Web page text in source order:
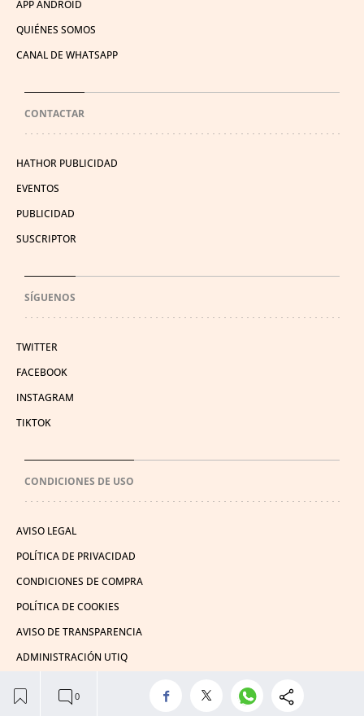
APP ANDROID
QUIÉNES SOMOS
CANAL DE WHATSAPP
CONTACTAR
HATHOR PUBLICIDAD
EVENTOS
PUBLICIDAD
SUSCRIPTOR
SÍGUENOS
TWITTER
FACEBOOK
INSTAGRAM
TIKTOK
CONDICIONES DE USO
AVISO LEGAL
POLÍTICA DE PRIVACIDAD
CONDICIONES DE COMPRA
POLÍTICA DE COOKIES
AVISO DE TRANSPARENCIA
ADMINISTRACIÓN UTIQ